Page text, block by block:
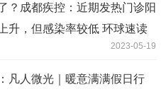
？成都疾控：近期发热门诊阳
升，但感染率较低 环球速读
2023-05-19
凡人微光｜暖意满满假日行